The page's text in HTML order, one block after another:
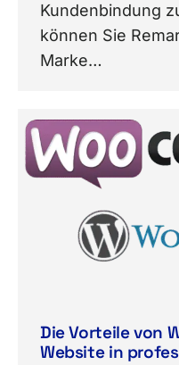
Kundenbindung
können Sie
Marke…
Die Vorteile von
Website in